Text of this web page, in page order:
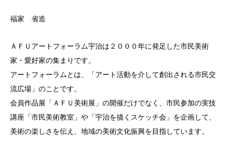
福家 省造
ＡＦＵアートフォーラム宇治は２０００年に発足した市民美術
家・愛好家の集まりです。
アートフォーラムとは、「アート活動を介して創出される市民交
流広場」のことです。
会員作品展「ＡＦＵ美術展」の開催だけでなく、市民参加の実技
講座「市民美術教室」や「宇治を描くスケッチ会」を企画して、
美術の楽しさを伝え、地域の美術文化振興を目指しています。